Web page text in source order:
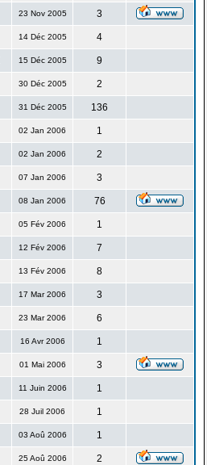
23 Nov 2005 3
14 Déc 2005 4
15 Déc 2005 9
30 Déc 2005 2
31 Déc 2005 136
02 Jan 2006 1
02 Jan 2006 2
07 Jan 2006 3
08 Jan 2006 76
05 Fév 2006 1
12 Fév 2006 7
13 Fév 2006 8
17 Mar 2006 3
23 Mar 2006 6
16 Avr 2006 1
01 Mai 2006 3
11 Juin 2006 1
28 Juil 2006 1
03 Aoû 2006 1
25 Aoû 2006 2